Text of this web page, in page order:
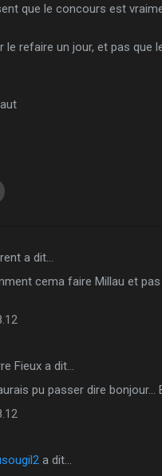
que le concours est
le refaire un jour, et pas que
a dit…
cema faire Millau et pas
Fieux a dit…
pu passer dire
a dit…